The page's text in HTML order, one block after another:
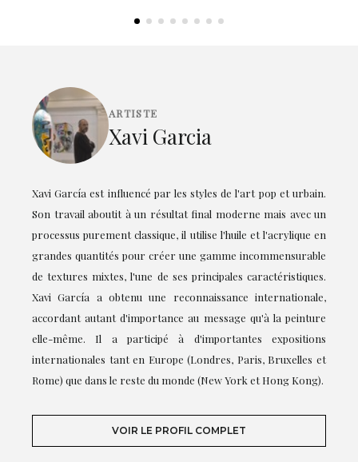
ARTISTE
Xavi Garcia
Xavi García est influencé par les styles de l'art pop et urbain.
Son travail aboutit à un résultat final moderne mais avec un
processus purement classique, il utilise l'huile et l'acrylique en
grandes quantités pour créer une gamme incommensurable
de textures mixtes, l'une de ses principales caractéristiques.
Xavi García a obtenu une reconnaissance internationale,
accordant autant d'importance au message qu'à la peinture
elle-même. Il a participé à d'importantes expositions
internationales tant en Europe (Londres, Paris, Bruxelles et
Rome) que dans le reste du monde (New York et Hong Kong).
VOIR LE PROFIL COMPLET